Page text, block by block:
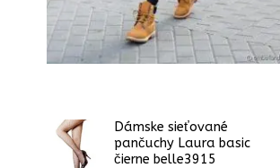
Dámske sieťované
pančuchy Laura basic
čierne belle3915